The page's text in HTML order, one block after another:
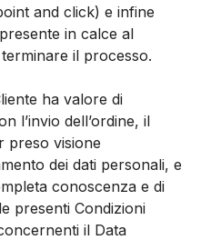
and click) e infine
in calce al
il processo.
ha valore di
l’invio dell’ordine, il
preso visione
dei dati personali, e
conoscenza e di
presenti Condizioni
il Data